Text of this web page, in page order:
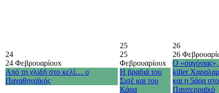
24
24 Φεβρουαρίουx
Από τη χλιδή στο κελί… ο
Παναθηναϊκός
25
25
Φεβρουαρίουx
Η βραδιά του
Σισέ και του
Κάρα
26
26
Ο
killer
και η 5άρα
Πανσερραϊκό